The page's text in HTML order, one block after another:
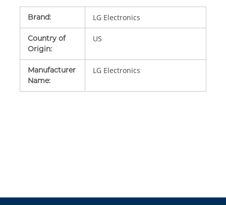
Brand: LG Electronics
Country of
Origin:
US
Manufacturer
Name:
LG Electronics